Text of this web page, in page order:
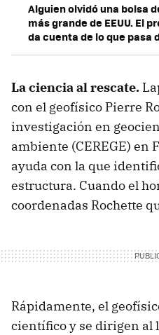
Alguien olvidó una bolsa
más grande de EEUU. El
da cuenta de lo que pasa
La ciencia al rescate.
con el geofísico Pierre
investigación en
ambiente (CEREGE) en
ayuda con la que
estructura. Cuando el
coordenadas Rochette
Rápidamente, el
científico y se dirigen al